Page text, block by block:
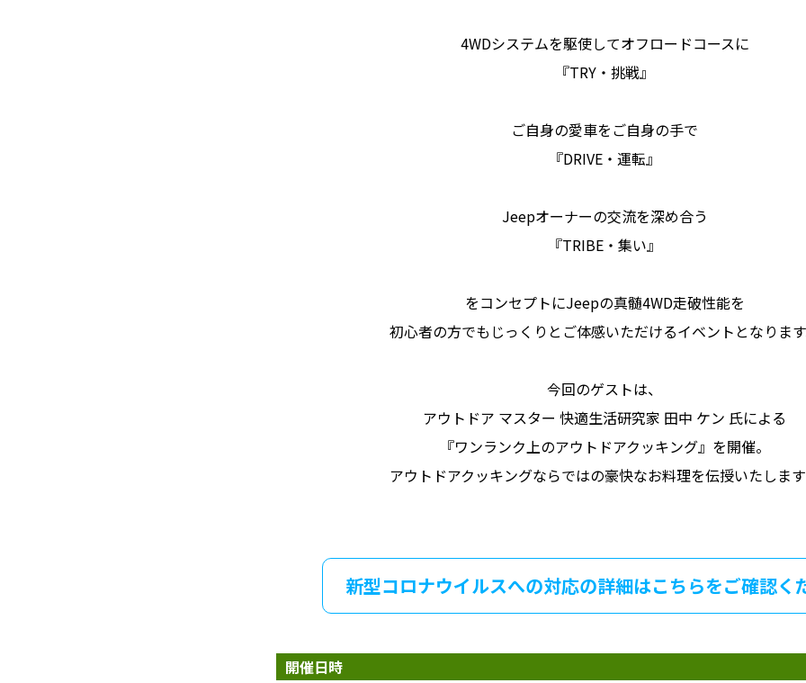
4WDシステムを駆使してオフロードコースに
『TRY・挑戦』
ご自身の愛車をご自身の手で
『DRIVE・運転』
Jeepオーナーの交流を深め合う
『TRIBE・集い』
をコンセプトにJeepの真髄4WD走破性能を
初心者の方でもじっくりとご体感いただけるイベントとなります
今回のゲストは、
アウトドア マスター 快適生活研究家 田中 ケン 氏による
『ワンランク上のアウトドアクッキング』を開催。
アウトドアクッキングならではの豪快なお料理を伝授いたします
新型コロナウイルスへの対応の詳細はこちらをご確認く
開催日時